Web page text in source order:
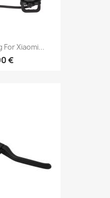
Xiaomi...
€